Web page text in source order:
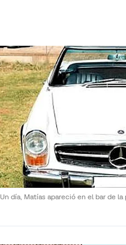
Un día, Matías apareció en el bar de